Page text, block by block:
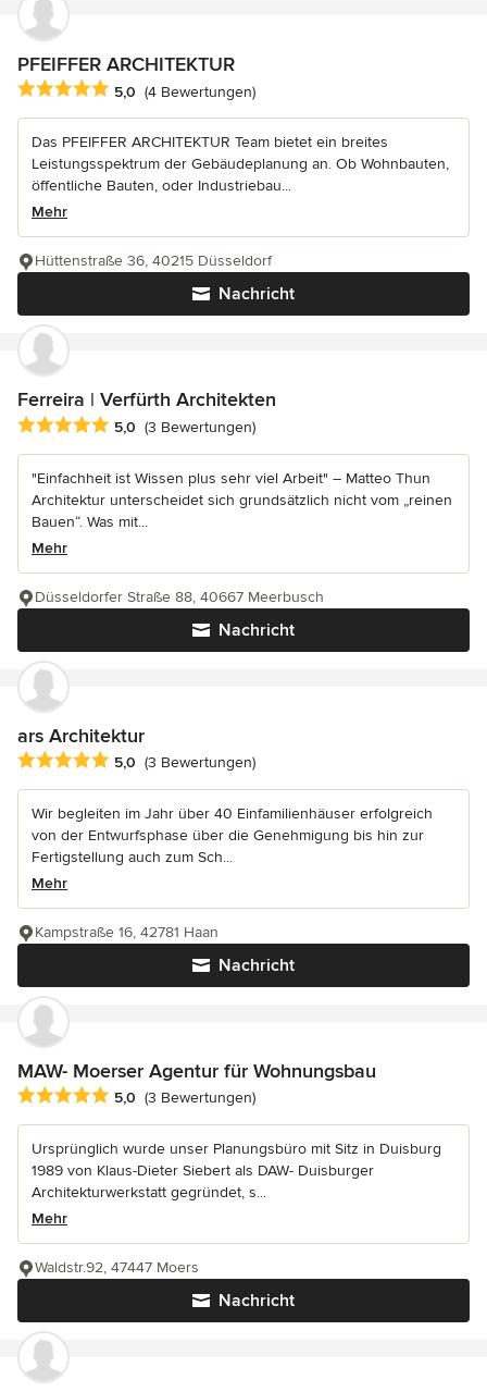
PFEIFFER ARCHITEKTUR
Durchschnittliche Bewertung: 5 von 5 Sternen
5,0 (4 Bewertungen)
Das PFEIFFER ARCHITEKTUR Team bietet ein breites
Leistungsspektrum der Gebäudeplanung an. Ob Wohnbauten,
öffentliche Bauten, oder Industriebau...
Mehr
Nachricht
Hüttenstraße 36, 40215 Düsseldorf
Ferreira | Verfürth Architekten
Durchschnittliche Bewertung: 5 von 5 Sternen
5,0 (3 Bewertungen)
"Einfachheit ist Wissen plus sehr viel Arbeit" – Matteo Thun
Architektur unterscheidet sich grundsätzlich nicht vom „reinen
Bauen“. Was mit...
Mehr
Nachricht
Düsseldorfer Straße 88, 40667 Meerbusch
ars Architektur
Durchschnittliche Bewertung: 5 von 5 Sternen
5,0 (3 Bewertungen)
Wir begleiten im Jahr über 40 Einfamilienhäuser erfolgreich
von der Entwurfsphase über die Genehmigung bis hin zur
Fertigstellung auch zum Sch...
Mehr
Nachricht
Kampstraße 16, 42781 Haan
MAW- Moerser Agentur für Wohnungsbau
Durchschnittliche Bewertung: 5 von 5 Sternen
5,0 (3 Bewertungen)
Ursprünglich wurde unser Planungsbüro mit Sitz in Duisburg
1989 von Klaus-Dieter Siebert als DAW- Duisburger
Architekturwerkstatt gegründet, s...
Mehr
Nachricht
Waldstr.92, 47447 Moers